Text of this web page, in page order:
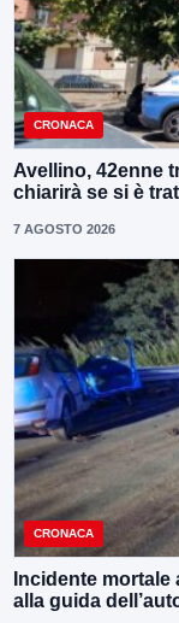
CRONACA
Avellino, 42enne
chiarirà se si è
7 AGOSTO 2026
CRONACA
Incidente
alla guida